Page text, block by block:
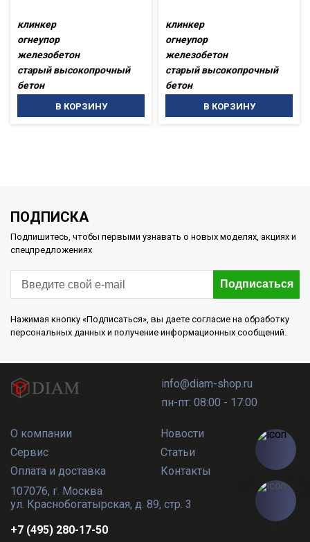
клинкер
огнеупор
железобетон
старый высокопрочный
бетон
В КОРЗИНУ
клинкер
огнеупор
железобетон
старый высокопрочный
бетон
В КОРЗИНУ
ПОДПИСКА
Подпишитесь, чтобы первыми узнавать о новых моделях, акциях и
спецпредложениях
Подписаться
Нажимая кнопку «Подписаться», вы даете согласие на обработку
персональных данных и получение информационных сообщений.
О компании
Сервис
Оплата и доставка
Новости
Статьи
Контакты
info@diam-shop.ru
пн-пт: 08:00 - 17:00
107076, г. Москва
ул. Краснобогатырская, д. 89, стр. 3
+7 (495) 280-17-50